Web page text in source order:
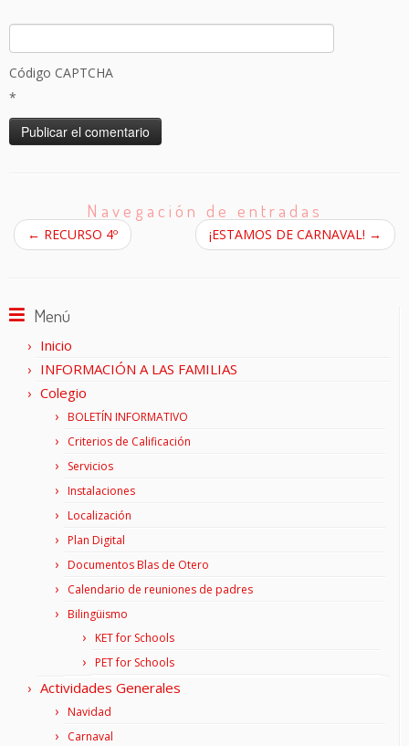
Código CAPTCHA
*
Navegación de entradas
← RECURSO 4º ¡ESTAMOS DE CARNAVAL! →
Menú
Inicio
INFORMACIÓN A LAS FAMILIAS
Colegio
BOLETÍN INFORMATIVO
Criterios de Calificación
Servicios
Instalaciones
Localización
Plan Digital
Documentos Blas de Otero
Calendario de reuniones de padres
Bilingüismo
KET for Schools
PET for Schools
Actividades Generales
Navidad
Carnaval